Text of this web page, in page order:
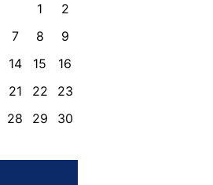
1
2
7 8
9
14 15
16
21 22
23
28 29
30